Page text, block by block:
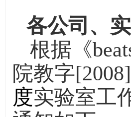
各公司、
根据《
院教字
度实验室工